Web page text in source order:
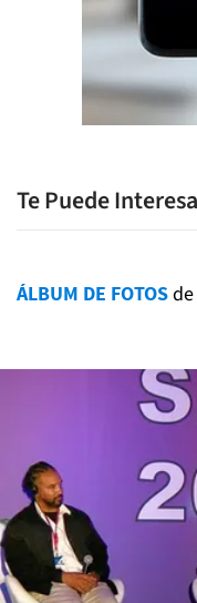
Te Puede
ÁLBUM DE FOTOS